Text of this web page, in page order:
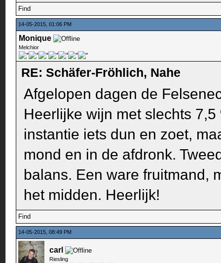
Find
14-05-2015, 01:06 PM
Monique
Melchior
RE: Schäfer-Fröhlich, Nahe
Afgelopen dagen de
Heerlijke wijn met slechts
instantie iets dun en zoet,
mond en in de afdronk.
balans. Een ware fruitmand,
het midden. Heerlijk!
Find
14-05-2015, 08:49 PM
carl
Riesling